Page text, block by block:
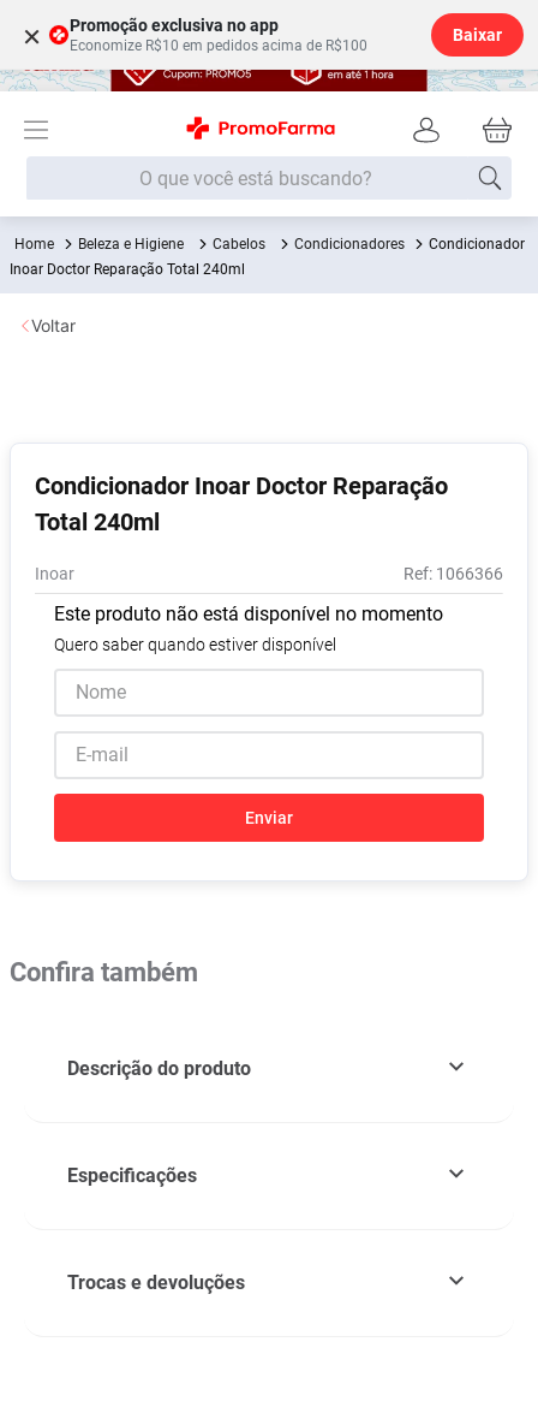
× Promoção exclusiva no app
Economize R$10 em pedidos acima de R$100
Baixar
O que você está buscando?
Beleza e Higiene Cabelos Condicionadores
Condicionador
Inoar Doctor Reparação Total 240ml
Condicionador Inoar Doctor Reparação
Total 240ml
Inoar : 1066366
Este produto não está disponível no momento
Quero saber quando estiver disponível
Enviar
Voltar
Confira também
Descrição do produto
Especificações
Trocas e devoluções
Termos mais buscados
1º Fralda
2
6º Shampoo
7º Desodorante
8
9º Vitamina D
10º Lavitan